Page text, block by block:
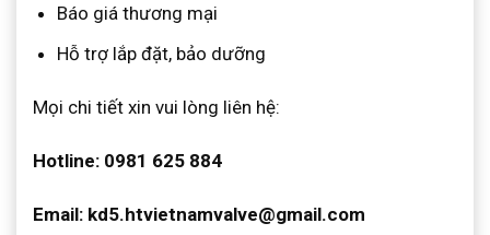
Báo giá thương mại
Hỗ trợ lắp đặt, bảo dưỡng
Mọi chi tiết xin vui lòng liên hệ:
Hotline: 0981 625 884
Email: kd5.htvietnamvalve@gmail.com